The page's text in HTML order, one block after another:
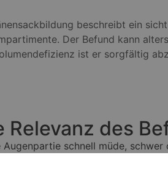
beschreibt ein
Der Befund kann
ist er sorgfältig
des
Augenpartie schnell müde,